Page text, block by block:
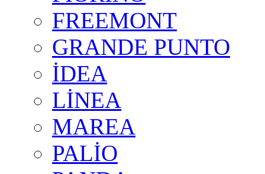
FREEMONT
GRANDE PUNTO
İDEA
LİNEA
MAREA
PALİO